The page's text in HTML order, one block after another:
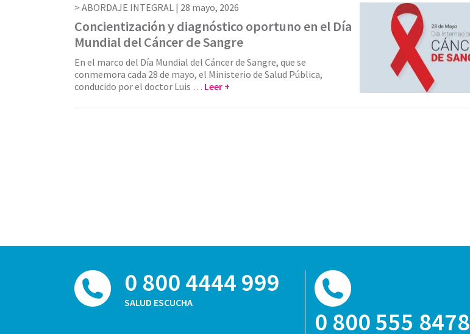
ABORDAJE INTEGRAL | 28 mayo, 2026
Concientización y diagnóstico oportuno en el Día
Mundial del Cáncer de Sangre
En el marco del Día Mundial del Cáncer de Sangre, que se
conmemora cada 28 de mayo, el Ministerio de Salud Pública,
conducido por el doctor Luis … Leer +
0 800 4444 999
SALUD ESCUCHA
0 800 555 8478